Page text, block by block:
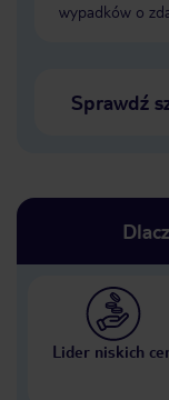
wypadków o
Sprawdź
Lider niskich